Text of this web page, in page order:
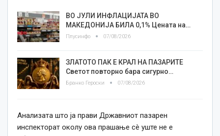
ВО ЈУЛИ ИНФЛАЦИЈАТА ВО
МАКЕДОНИЈА БИЛА 0,1% Цената на…
Плусинфо 07/08/2026
ЗЛАТОТО ПАК Е КРАЛ НА ПАЗАРИТЕ
Светот повторно бара сигурно…
Бранко Героски 07/08/2026
Анализата што ја прави Државниот пазарен
инспекторат околу ова прашање сè уште не е